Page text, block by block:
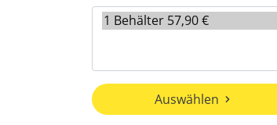
Auswählen